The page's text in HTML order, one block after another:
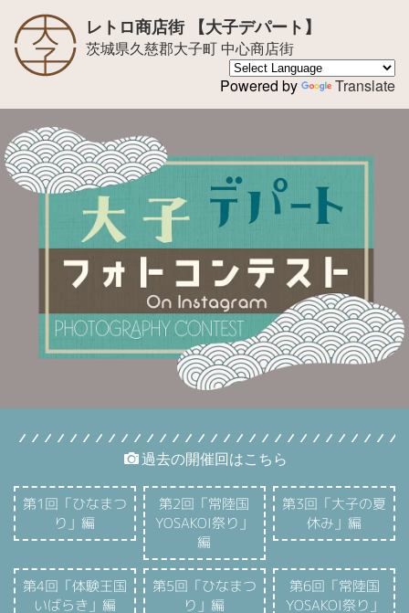
レトロ商店街 【大子デパート】
茨城県久慈郡大子町 中心商店街
Powered by
Translate
過去の開催回はこちら
第1回「ひなまつ
り」編
第2回「常陸国
YOSAKOI祭り」
編
第3回「大子の夏
休み」編
第4回「体験王国
いばらき」編
第5回「ひなまつ
り」編
第6回「常陸国
YOSAKOI祭り」